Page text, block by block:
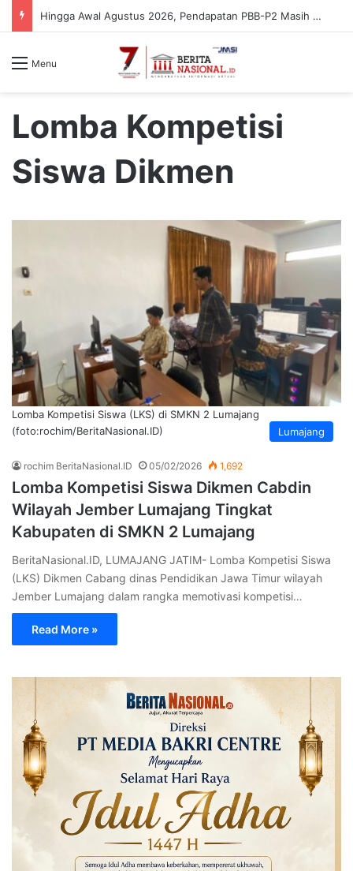
Hingga Awal Agustus 2026, Pendapatan PBB-P2 Masih 34%
Menu
Lomba Kompetisi
Siswa Dikmen
Lumajang
Lomba Kompetisi Siswa (LKS) di SMKN 2 Lumajang
(foto:rochim/BeritaNasional.ID)
rochim BeritaNasional.ID 05/02/2026 1,692
Lomba Kompetisi Siswa Dikmen Cabdin
Wilayah Jember Lumajang Tingkat
Kabupaten di SMKN 2 Lumajang
BeritaNasional.ID, LUMAJANG JATIM- Lomba Kompetisi Siswa
(LKS) Dikmen Cabang dinas Pendidikan Jawa Timur wilayah
Jember Lumajang dalam rangka memotivasi kompetisi…
Read More »